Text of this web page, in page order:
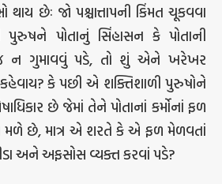
થાય છેઃ જો પશ્ચાત્તાપની કિંમત ચૂકવવા
પુરુષને પોતાનું સિંહાસન કે પોતાની
ન ગુમાવવું પડે, તો શું એને ખરેખર
કહેવાય? કે પછી એ શક્તિશાળી પુરુષોને
છે જેમાં તેને પોતાનાં કર્મોનાં ફળ
મળે છે, માત્ર એ શરતે કે એ ફળ મેળવતાં
અને અફસોસ વ્યક્ત કરવાં પડે?